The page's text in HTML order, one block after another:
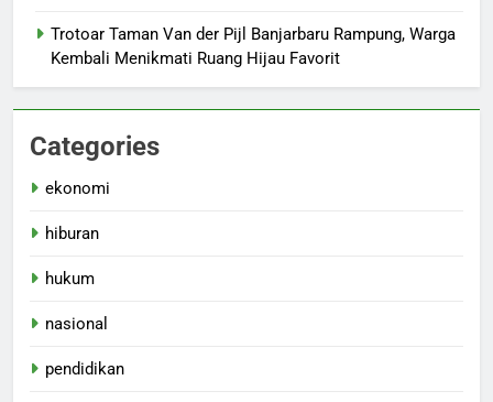
Trotoar Taman Van der Pijl Banjarbaru Rampung, Warga
Kembali Menikmati Ruang Hijau Favorit
Categories
ekonomi
hiburan
hukum
nasional
pendidikan